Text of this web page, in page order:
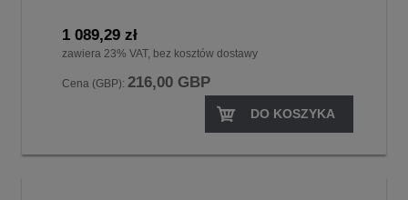
1 089,29 zł
zawiera 23% VAT, bez kosztów dostawy
Cena (GBP): 216,00 GBP
DO KOSZYKA